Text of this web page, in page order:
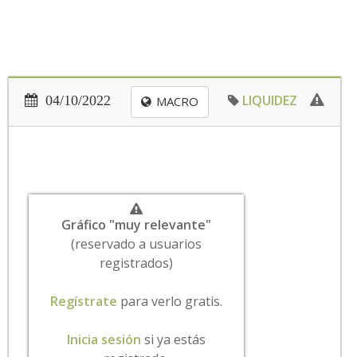
04/10/2022 MACRO LIQUIDEZ
Gráfico "muy relevante"
(reservado a usuarios
registrados)
Regístrate para verlo gratis.
Inicia sesión si ya estás